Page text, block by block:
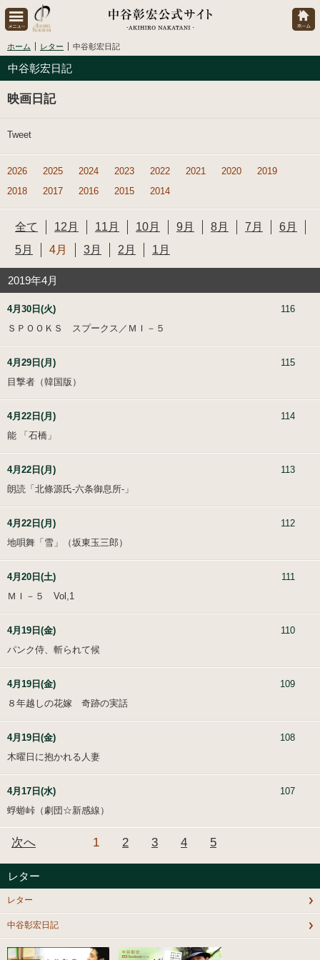
ホーム レター 中谷彰宏日記
中谷彰宏日記
映画日記
Tweet
2026 2025 2024 2023 2022 2021 2020
2019
2018
2017 2016 2015 2014
全て 12月 11月 10月 9月 8月 7月
6月
5月
4月 3月 2月 1月
2019年4月
4月30日(火)
116
ＳＰＯＯＫＳ スプークス／ＭＩ－５
4月29日(月)
115
目撃者（韓国版）
4月22日(月)
114
能 「石橋」
4月22日(月)
113
朗読「北條源氏-六条御息所-」
4月22日(月)
112
地唄舞「雪」（坂東玉三郎）
4月20日(土)
111
ＭＩ－５ Vol,1
4月19日(金)
110
パンク侍、斬られて候
4月19日(金)
109
８年越しの花嫁 奇跡の実話
4月19日(金)
108
木曜日に抱かれる人妻
4月17日(水)
107
蜉蝣峠（劇団☆新感線）
1 2 3 4 5
次へ
レター
レター
中谷彰宏日記